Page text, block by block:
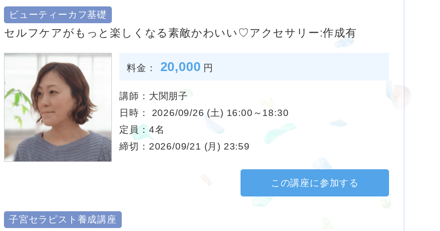
ビューティーカフ基礎
セルフケアがもっと楽しくなる素敵かわいい♡アクセサリー:作成有
料金： 20,000 円
講師：大関朋子
日時： 2026/09/26 (土) 16:00～18:30
定員：4名
締切：2026/09/21 (月) 23:59
この講座に参加する
子宮セラピスト養成講座